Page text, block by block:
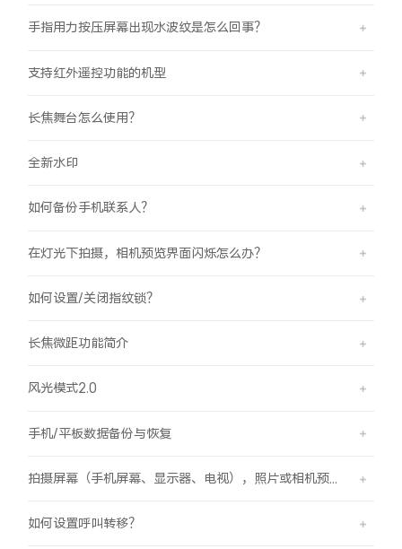
手指用力按压屏幕出现水波纹是怎么回事？
支持红外遥控功能的机型
长焦舞台怎么使用？
全新水印
如何备份手机联系人？
在灯光下拍摄，相机预览界面闪烁怎么办？
如何设置/关闭指纹锁？
长焦微距功能简介
风光模式2.0
手机/平板数据备份与恢复
如何设置呼叫转移？